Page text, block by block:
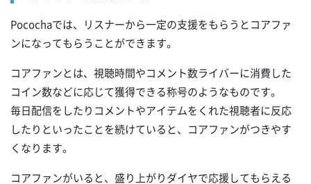
Pocochaでは、リスナーから一定の支援をもらうとコアファ
ンになってもらうことができます。
コアファンとは、視聴時間やコメント数ライバーに消費した
コイン数などに応じて獲得できる称号のようなものです。
毎日配信をしたりコメントやアイテムをくれた視聴者に反応
したりといったことを続けていると、コアファンがつきやす
くなります。
コアファンがいると、盛り上がりダイヤで応援してもらえる